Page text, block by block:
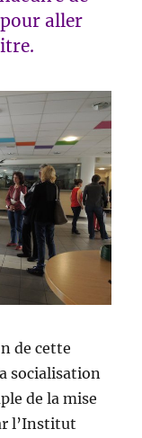
aller
de cette
socialisation
de la mise
l’Institut